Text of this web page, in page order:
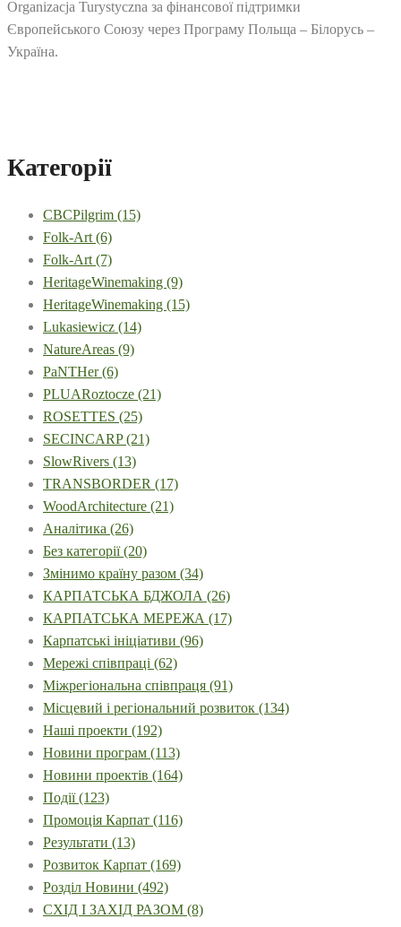
Organizacja Turystyczna за фінансової підтримки
Європейського Союзу через Програму Польща – Білорусь –
Україна.
Категорії
CBCPilgrim (15)
Folk-Art (6)
Folk-Art (7)
HeritageWinemaking (9)
HeritageWinemaking (15)
Lukasiewicz (14)
NatureAreas (9)
PaNTHer(6)
PLUARoztocze (21)
ROSETTES (25)
SECINCARP(21)
SlowRivers (13)
TRANSBORDER (17)
WoodArchitecture (21)
Аналітика (26)
Без категорії(20)
Змінимо країну разом (34)
КАРПАТСЬКА БДЖОЛА (26)
КАРПАТСЬКА МЕРЕЖА (17)
Карпатські ініціативи (96)
Мережі співпраці (62)
Міжрегіональна співпраця (91)
Місцевий і регіональний розвиток (134)
Наші проекти (192)
Новини програм (113)
Новини проектів (164)
Події(123)
Промоція Карпат (116)
Результати (13)
Розвиток Карпат (169)
Розділ Новини (492)
СХІД І ЗАХІД РАЗОМ (8)